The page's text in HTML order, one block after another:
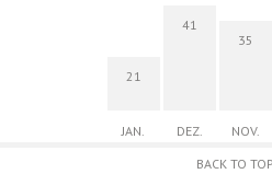
21
JAN.
41
DEZ.
35
NOV.
BACK TO TOP